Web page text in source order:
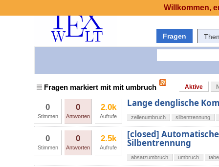
Fragen
Fragen markiert mit mit umbruch Aktive
0
Stimmen
0
Antworten
2.0k
Aufrufe
Lange denglische
zeilenumbruch silbentrennung
0
Stimmen
0
Antworten
2.5k
Aufrufe
[closed]
Silbentrennung
absatzumbruch umbruch
Willkommen,